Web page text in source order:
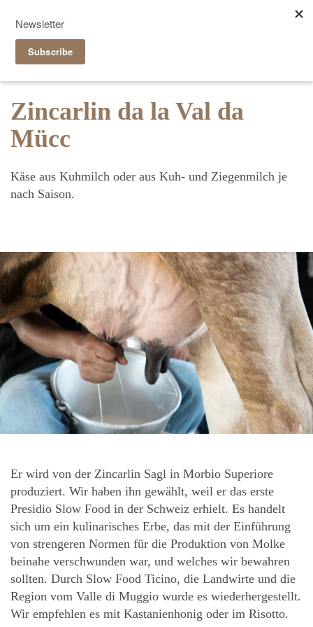
Zincarlin da la Val da
Mücc
Käse aus Kuhmilch oder aus Kuh- und Ziegenmilch je
nach Saison.
Er wird von der Zincarlin Sagl in Morbio Superiore
produziert. Wir haben ihn gewählt, weil er das erste
Presidio Slow Food in der Schweiz erhielt. Es handelt
sich um ein kulinarisches Erbe, das mit der Einführung
von strengeren Normen für die Produktion von Molke
beinahe verschwunden war, und welches wir bewahren
sollten. Durch Slow Food Ticino, die Landwirte und die
Region vom Valle di Muggio wurde es wiederhergestellt.
Wir empfehlen es mit Kastanienhonig oder im Risotto.